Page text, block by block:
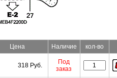
Цена Наличие кол-во
318 Руб.
Под
заказ